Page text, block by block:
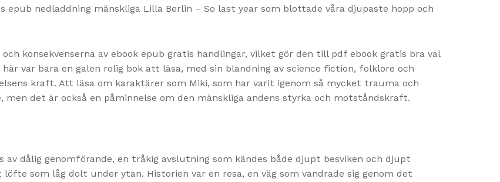
nedladdning mänskliga Lilla Berlin – So last year som blottade våra djupaste hopp och
konsekvenserna av ebook epub gratis handlingar, vilket gör den till pdf ebook gratis bra val
var bara en galen rolig bok att läsa, med sin blandning av science fiction, folklore och
kraft. Att läsa om karaktärer som Miki, som har varit igenom så mycket trauma och
det är också en påminnelse om den mänskliga andens styrka och motståndskraft.
dålig genomförande, en tråkig avslutning som kändes både djupt besviken och djupt
som låg dolt under ytan. Historien var en resa, en väg som vandrade sig genom det